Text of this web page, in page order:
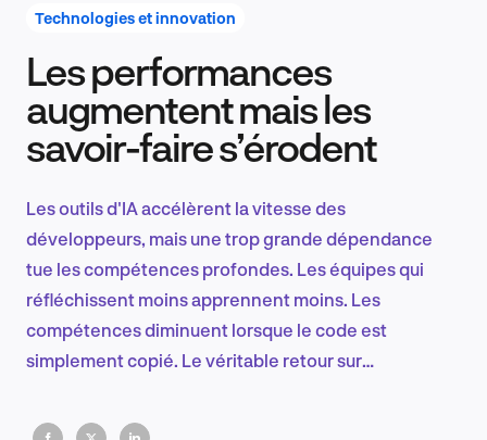
Recherche et conception produit
EN
Technologies et innovation
Les performances
augmentent mais les
savoir-faire s’érodent
Les outils d'IA accélèrent la vitesse des
développeurs, mais une trop grande dépendance
tue les compétences profondes. Les équipes qui
réfléchissent moins apprennent moins. Les
compétences diminuent lorsque le code est
simplement copié. Le véritable retour sur
de l'IA à une utilisation disciplinée et intentionnelle,